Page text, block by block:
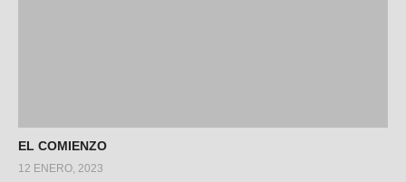
EL COMIENZO
12 ENERO, 2023